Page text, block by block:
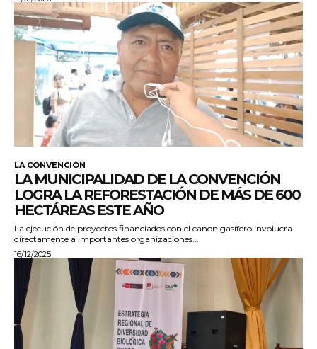
LA CONVENCIÓN
LA MUNICIPALIDAD DE LA CONVENCIÓN
LOGRA LA REFORESTACIÓN DE MÁS DE 600
HECTÁREAS ESTE AÑO
La ejecución de proyectos financiados con el canon gasífero involucra
directamente a importantes organizaciones...
16/12/2025